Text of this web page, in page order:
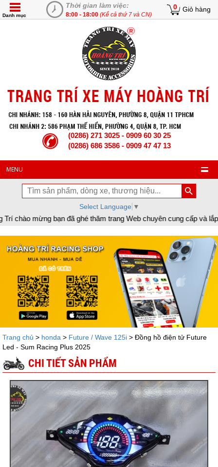
Thời gian làm việc:
8:00 - 18:00 (Kể cả thứ 7 và CN)
0 Giỏ hàng
Danh mục
(0286) 271 3025 - 0909 60 30 25
(0286) 686 3586 - 0909 47 47 13
MENU
Select Language ▼
Web chuyên cung cấp và lắp đặt phụ tùng inox trang trí làm
Trang chủ > honda > Future / Wave 125i > Đồng hồ điện tử Future
Led - Sum Racing Plus 2025
CHI TIẾT SẢN PHẨM